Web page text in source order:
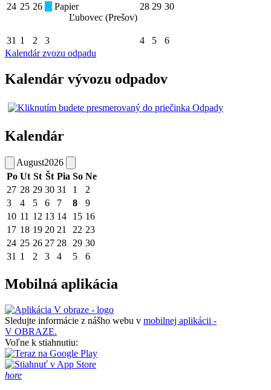
24 25 26
Papier
Ľubovec (Prešov)
28 29 30
31 1 2 3 4 5
6
Kalendár zvozu odpadu
Kalendár vývozu odpadov
Kalendár
August2026
Po Ut St Št Pia So Ne
27 28 29 30 31 1
2
3
4 5 6 7 8
9
10 11 12 13 14 15 16
17 18 19 20 21 22 23
24 25 26 27 28 29 30
31 1 2 3 4 5 6
Mobilná aplikácia
Sledujte informácie z nášho webu v mobilnej aplikácii -
V OBRAZE.
Voľne k stiahnutiu:
hore